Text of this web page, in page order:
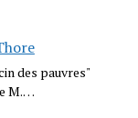
des pauvres"
M.…